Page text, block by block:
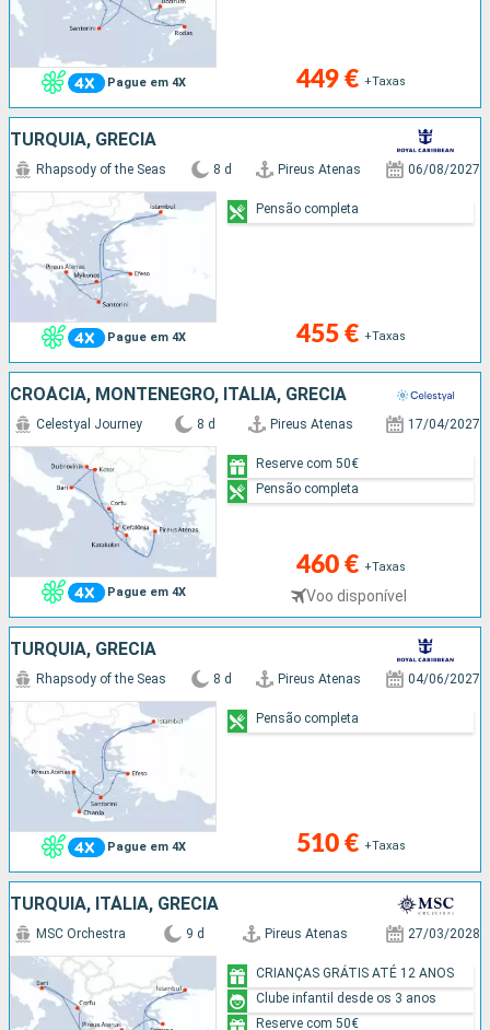
Pague em 4X 449 € +Taxas
TURQUIA, GRÉCIA
Pague em 4X
Rhapsody of the Seas 8 d Pireus Atenas 06/08/2027
455 € +Taxas
Pensão completa
CROÁCIA, MONTENEGRO, ITÁLIA, GRÉCIA
Pague em 4X
Celestyal Journey 8 d Pireus Atenas 17/04/2027
460 € +Taxas
Voo disponível
Reserve com 50€
Pensão completa
TURQUIA, GRÉCIA
Pague em 4X
Rhapsody of the Seas 8 d Pireus Atenas 04/06/2027
510 € +Taxas
Pensão completa
TURQUIA, ITÁLIA, GRÉCIA
MSC Orchestra 9 d Pireus Atenas 27/03/2028
CRIANÇAS GRÁTIS ATÉ 12 ANOS
Clube infantil desde os 3 anos
Reserve com 50€